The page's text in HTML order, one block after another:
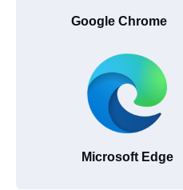
Google Chrome
Microsoft Edge